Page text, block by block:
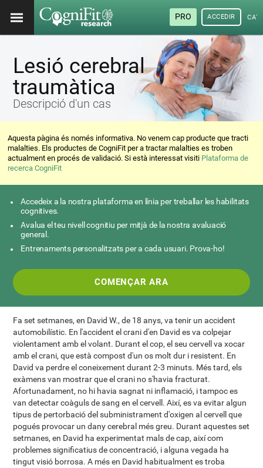
PRO ACCEDIR
Lesió cerebral
traumàtica
Descripció d'un cas
Aquesta pàgina és només informativa. No venem cap producte que tracti
malalties. Els productes de CogniFit per a tractar malalties es troben
actualment en procés de validació. Si està interessat visiti Plataforma de
recerca CogniFit
Accedeix a la nostra plataforma en línia per treballar les habilitats
cognitives.
Avalua el teu nivell cognitiu per mitjà de la nostra avaluació
general.
Entrenaments personalitzats per a cada usuari. Prova-ho!
COMENÇAR ARA
Fa set setmanes, en David W., de 18 anys, va tenir un accident
automobilístic. En l'accident el crani d'en David es va colpejar
violentament amb el volant. Durant el cop, el seu cervell va xocar
amb el crani, que està compost d'un os molt dur i resistent. En
David va perdre el coneixement durant 2-3 minuts. Més tard, els
exàmens van mostrar que el crani no s'havia fracturat.
Afortunadament, no hi havia sagnat ni inflamació, i tampoc es
van detectar coàguls de sang en el cervell. Així, es va evitar algun
tipus de pertorbació del subministrament d'oxigen al cervell que
pogués provocar un dany cerebral més greu. Durant aquestes set
setmanes, en David ha experimentat mals de cap, així com
problemes significatius de concentració, i alguna vegada ha
tingut visió borrosa. A més en David habitualment es troba